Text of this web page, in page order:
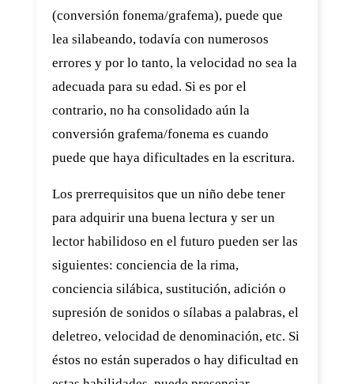
(conversión fonema/grafema), puede que
lea silabeando, todavía con numerosos
errores y por lo tanto, la velocidad no sea la
adecuada para su edad. Si es por el
contrario, no ha consolidado aún la
conversión grafema/fonema es cuando
puede que haya dificultades en la escritura.
Los prerrequisitos que un niño debe tener
para adquirir una buena lectura y ser un
lector habilidoso en el futuro pueden ser las
siguientes: conciencia de la rima,
conciencia silábica, sustitución, adición o
supresión de sonidos o sílabas a palabras, el
deletreo, velocidad de denominación, etc. Si
éstos no están superados o hay dificultad en